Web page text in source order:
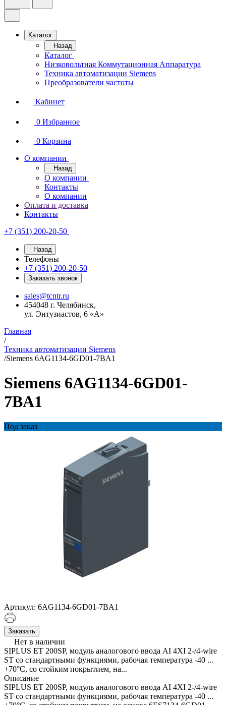
Каталог
Назад
Каталог
Низковольтная Коммутационная Аппаратура
Техника автоматизации Siemens
Преобразователи частоты
Кабинет
0 Избранное
0 Корзина
О компании
Назад
О компании
Контакты
О компании
Оплата и доставка
Контакты
+7 (351) 200-20-50
Назад
Телефоны
+7 (351) 200-20-50
Заказать звонок
sales@tcntr.ru
454048 г. Челябинск,
ул. Энтузиастов, 6 «А»
Главная
/
Техника автоматизации Siemens
/Siemens 6AG1134-6GD01-7BA1
Siemens 6AG1134-6GD01-
7BA1
Под заказ
Артикул: 6AG1134-6GD01-7BA1
Заказать
Нет в наличии
SIPLUS ET 200SP, модуль аналогового ввода AI 4XI 2-/4-wire
ST со стандартными функциями, рабочая температура -40 ...
+70°C, со стойким покрытием, на...
Описание
SIPLUS ET 200SP, модуль аналогового ввода AI 4XI 2-/4-wire
ST со стандартными функциями, рабочая температура -40 ...